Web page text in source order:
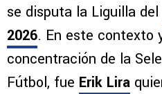
se disputa la Liguilla del
2026. En este contexto
concentración de la
Fútbol, fue Erik Lira